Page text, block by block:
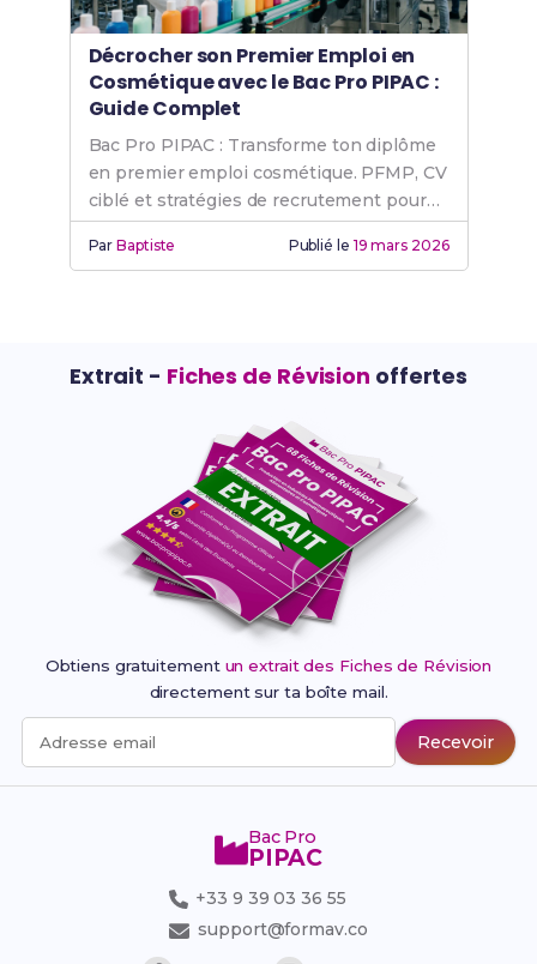
Décrocher son Premier Emploi en
Cosmétique avec le Bac Pro PIPAC :
Guide Complet
Bac Pro PIPAC : Transforme ton diplôme
en premier emploi cosmétique. PFMP, CV
ciblé et stratégies de recrutement pour
réussir.
ParBaptiste Publié le 19 mars 2026
Extrait - Fiches de Révision offertes
Obtiens gratuitement un extrait des Fiches de Révision
directement sur ta boîte mail.
Adresse email Recevoir
Bac Pro
PIPAC
+33 9 39 03 36 55
support@formav.co